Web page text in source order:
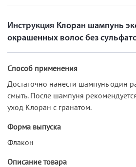
Инструкция Клоран шампунь
окрашенных волос без
Способ применения
Достаточно нанести шампунь один
смыть. После шампуня
уход Клоран с гранатом.
Форма выпуска
Флакон
Описание товара